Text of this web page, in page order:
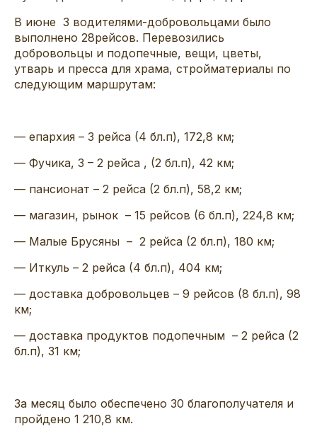
В июне 3 водителями-добровольцами было
выполнено 28рейсов. Перевозились
добровольцы и подопечные, вещи, цветы,
утварь и пресса для храма, стройматериалы по
следующим маршрутам:
— епархия – 3 рейса (4 бл.п), 172,8 км;
— Фучика, 3 – 2 рейса , (2 бл.п), 42 км;
— пансионат – 2 рейса (2 бл.п), 58,2 км;
— магазин, рынок – 15 рейсов (6 бл.п), 224,8 км;
— Малые Брусяны – 2 рейса (2 бл.п), 180 км;
— Иткуль – 2 рейса (4 бл.п), 404 км;
— доставка добровольцев – 9 рейсов (8 бл.п), 98
км;
— доставка продуктов подопечным – 2 рейса (2
бл.п), 31 км;
За месяц было обеспечено 30 благополучателя и
пройдено 1 210,8 км.